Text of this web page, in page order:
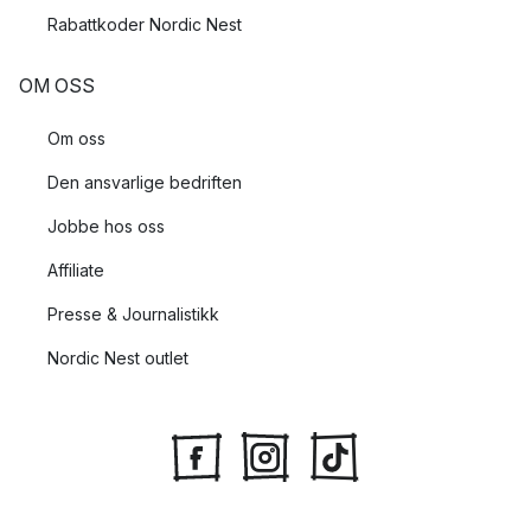
Rabattkoder Nordic Nest
OM OSS
Om oss
Den ansvarlige bedriften
Jobbe hos oss
Affiliate
Presse & Journalistikk
Nordic Nest outlet